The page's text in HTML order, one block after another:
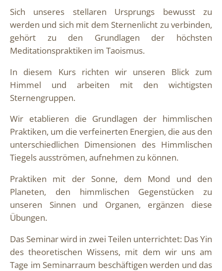
Sich unseres stellaren Ursprungs bewusst zu
werden und sich mit dem Sternenlicht zu verbinden,
gehört zu den Grundlagen der höchsten
Meditationspraktiken im Taoismus.
In diesem Kurs richten wir unseren Blick zum
Himmel und arbeiten mit den wichtigsten
Sternengruppen.
Wir etablieren die Grundlagen der himmlischen
Praktiken, um die verfeinerten Energien, die aus den
unterschiedlichen Dimensionen des Himmlischen
Tiegels ausströmen, aufnehmen zu können.
Praktiken mit der Sonne, dem Mond und den
Planeten, den himmlischen Gegenstücken zu
unseren Sinnen und Organen, ergänzen diese
Übungen.
Das Seminar wird in zwei Teilen unterrichtet: Das Yin
des theoretischen Wissens, mit dem wir uns am
Tage im Seminarraum beschäftigen werden und das